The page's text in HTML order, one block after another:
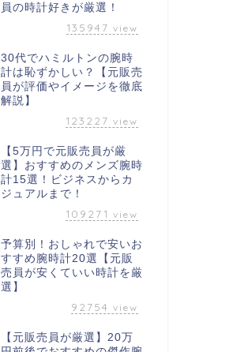
員の時計好きが厳選！
135947 view
30代でハミルトンの腕時
計は恥ずかしい？【元販売
員が評価やイメージを徹底
解説】
123227 view
【5万円で元販売員が厳
選】おすすめのメンズ腕時
計15選！ビジネスからカ
ジュアルまで！
109271 view
予算別！おしゃれで安いお
すすめ腕時計20選【元販
売員が安くていい時計を厳
選】
92754 view
【元販売員が厳選】20万